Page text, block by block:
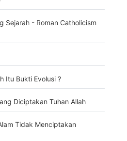
Sejarah - Roman Catholicism
Itu Bukti Evolusi ?
Diciptakan Tuhan Allah
Tidak Menciptakan